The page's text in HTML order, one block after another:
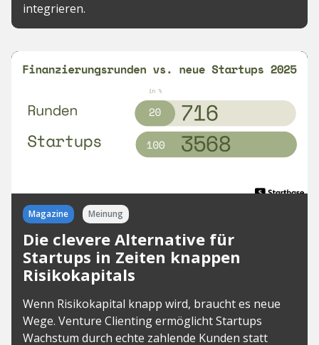
integrieren.
Magazine Meinung
Die clevere Alternative für
Startups in Zeiten knappen
Risikokapitals
Wenn Risikokapital knapp wird, braucht es neue
Wege. Venture Clienting ermöglicht Startups
Wachstum durch echte zahlende Kunden statt